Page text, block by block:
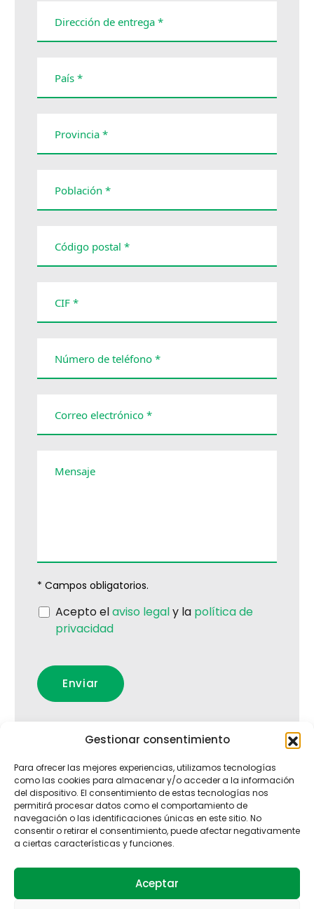
Gestionar consentimiento
Para ofrecer las mejores experiencias, utilizamos tecnologías
como las cookies para almacenar y/o acceder a la información
del dispositivo. El consentimiento de estas tecnologías nos
permitirá procesar datos como el comportamiento de
navegación o las identificaciones únicas en este sitio. No
consentir o retirar el consentimiento, puede afectar negativamente
a ciertas características y funciones.
Aceptar
Dirección de entrega *
País *
Provincia *
Población *
Código postal *
CIF *
Número de teléfono *
Correo electrónico *
Mensaje
* Campos obligatorios.
Acepto elaviso legaly la política de
privacidad
Servicios técnicos